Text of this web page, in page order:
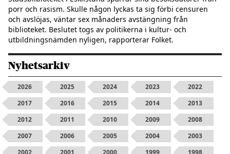
porr och rasism. Skulle någon lyckas ta sig förbi censuren
och avslöjas, väntar sex månaders avstängning från
biblioteket. Beslutet togs av politikerna i kultur- och
utbildningsnämden nyligen, rapporterar Folket.
Nyhetsarkiv
2026 2025 2024 2023
2022
2017
2016 2015 2014
2013
2012
2011 2010 2009
2008
2007
2006 2005 2004
2003
2002
2001 2000 1999
1998